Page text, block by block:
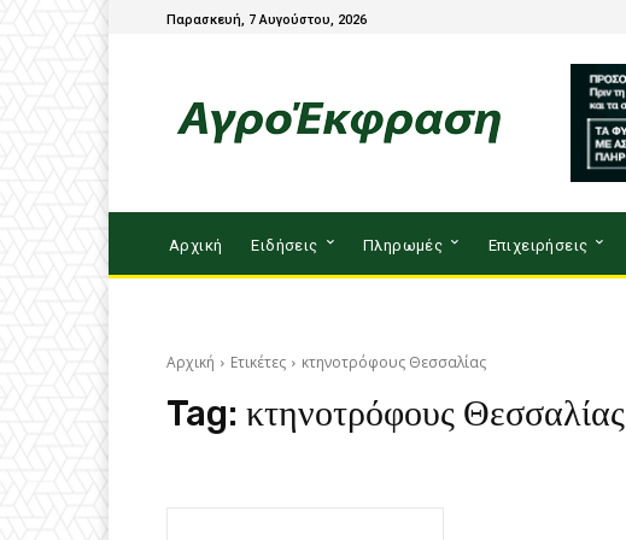
Παρασκευή, 7 Αυγούστου, 2026
Αρχική Ειδήσεις Πληρωμές Επιχειρήσεις
Αρχική Ετικέτες κτηνοτρόφους Θεσσαλίας
Tag: κτηνοτρόφους Θεσσαλίας